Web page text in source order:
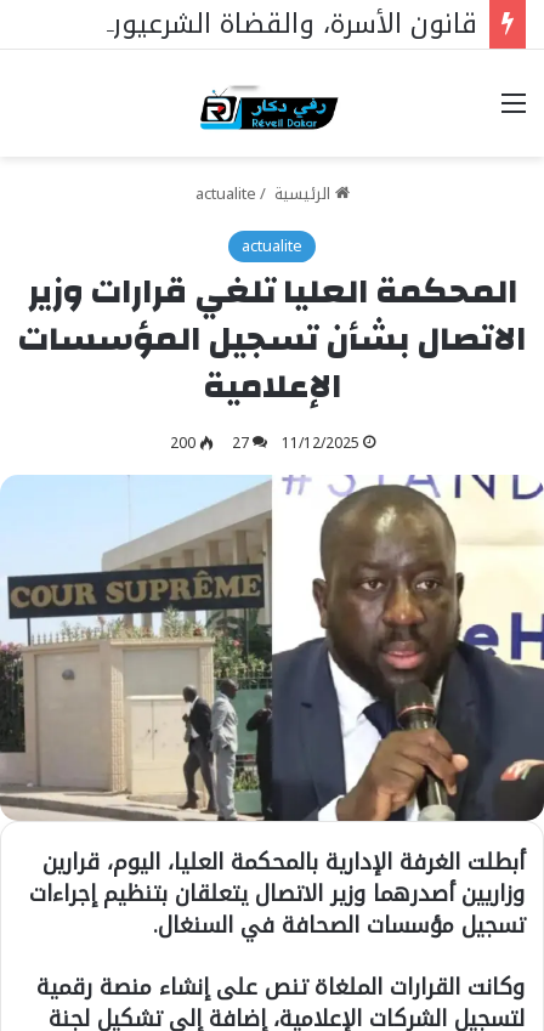
خيارات
الرئيسية /
actualite
actualite
المحكمة العليا تلغي قرارات وزير
الاتصال بشأن تسجيل المؤسسات
الإعلامية
11/12/2025
27
200
أبطلت الغرفة الإدارية بالمحكمة العليا، اليوم، قرارين
وزاريين أصدرهما وزير الاتصال يتعلقان بتنظيم إجراءات
تسجيل مؤسسات الصحافة في السنغال.
وكانت القرارات الملغاة تنص على إنشاء منصة رقمية
لتسجيل الشركات الإعلامية، إضافة إلى تشكيل لجنة